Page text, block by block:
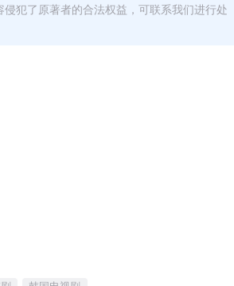
犯了原著者的合法权益，可联系我们进行处